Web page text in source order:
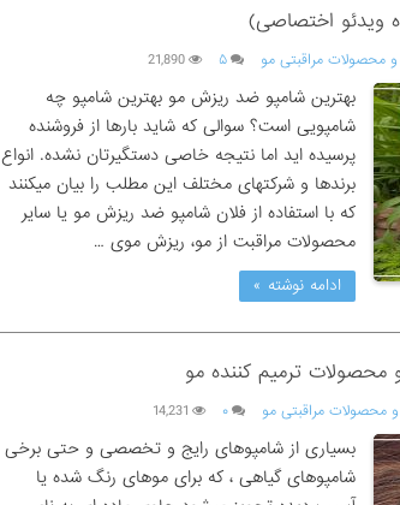
ویدئو اختصاصی)
محصولات مراقبتی مو ۵ 21,890
بهترین شامپو ضد ریزش مو بهترین شامپو چه
شامپویی است؟ سوالی که شاید بارها از فروشنده
پرسیده اید اما نتیجه خاصی دستگیرتان نشده. انواع
برندها و شرکتهای مختلف این مطلب را بیان میکنند
که با استفاده از فلان شامپو ضد ریزش مو یا سایر
محصولات مراقبت از مو، ریزش موی …
ادامه نوشته »
ترمیم کننده مو
محصولات مراقبتی مو ۰ 14,231
بسیاری از شامپوهای رایج و تخصصی و حتی برخی
شامپوهای گیاهی ، که برای موهای رنگ شده یا